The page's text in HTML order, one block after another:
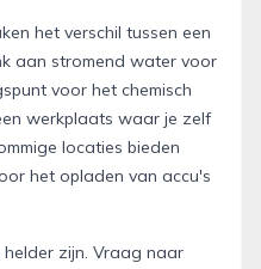
het verschil tussen een
aan stromend water voor
voor het chemisch
werkplaats waar je zelf
locaties bieden
het opladen van accu's
zijn. Vraag naar